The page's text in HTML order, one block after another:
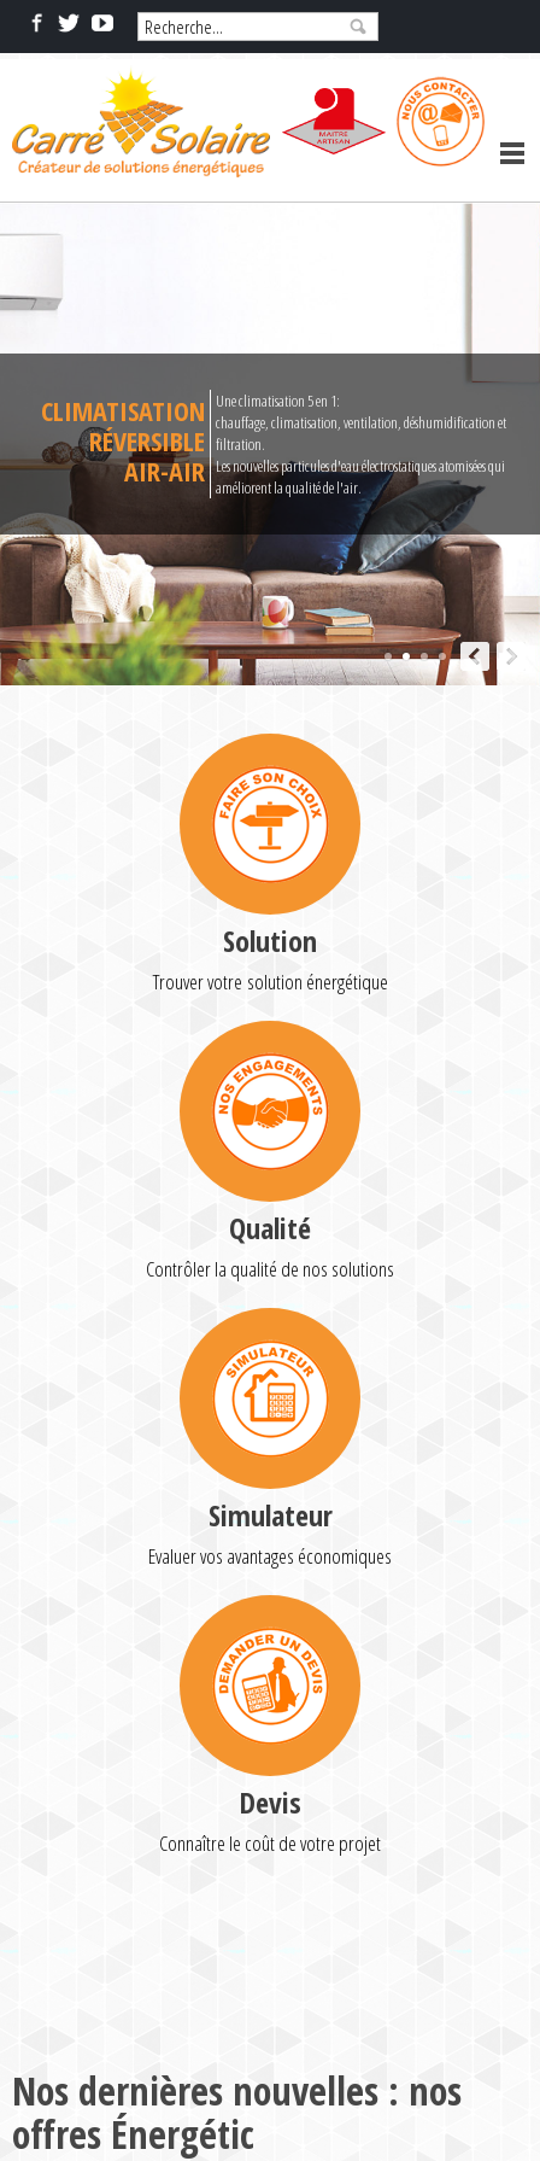
CLIMATISATION
RÉVERSIBLE
AIR-AIR
Une climatisation 5 en 1:
chauffage, climatisation, ventilation, déshumidification et
filtration.
Les nouvelles particules d'eau électrostatiques atomisées qui
améliorent la qualité de l'air.
Solution
Trouver votre solution énergétique
Qualité
Contrôler la qualité de nos solutions
Simulateur
Evaluer vos avantages économiques
Devis
Connaître le coût de votre projet
Nos dernières nouvelles : nos
offres Énergétic